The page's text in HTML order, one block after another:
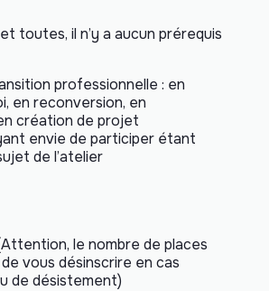
et toutes, il n’y a aucun prérequis
professionnelle : en
en reconversion, en
création de projet
envie de participer étant
de l’atelier
le nombre de places
vous désinscrire en cas
de désistement)